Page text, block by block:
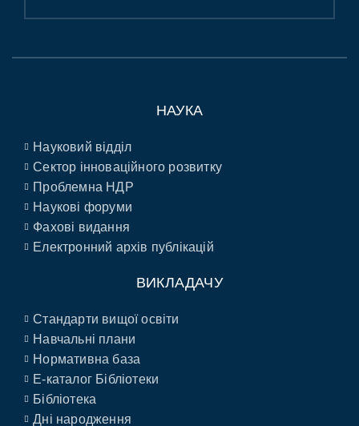
НАУКА
Науковий відділ
Сектор інноваційного розвитку
Проблемна НДР
Наукові форуми
Фахові видання
Електронний архів публікацій
ВИКЛАДАЧУ
Стандарти вищої освіти
Навчальні плани
Нормативна база
E-каталог Бібліотеки
Бібліотека
Дні народження